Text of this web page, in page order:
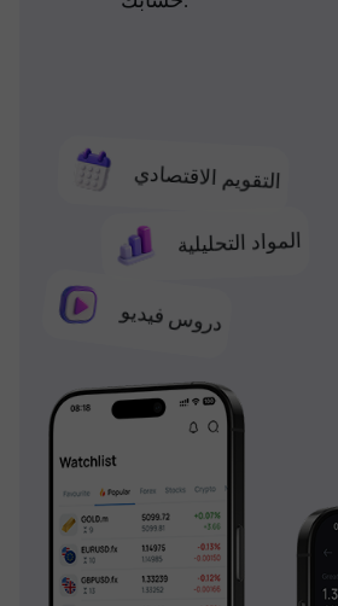
التقويم الاقتصادي
المواد التحليلية
دروس فيديو